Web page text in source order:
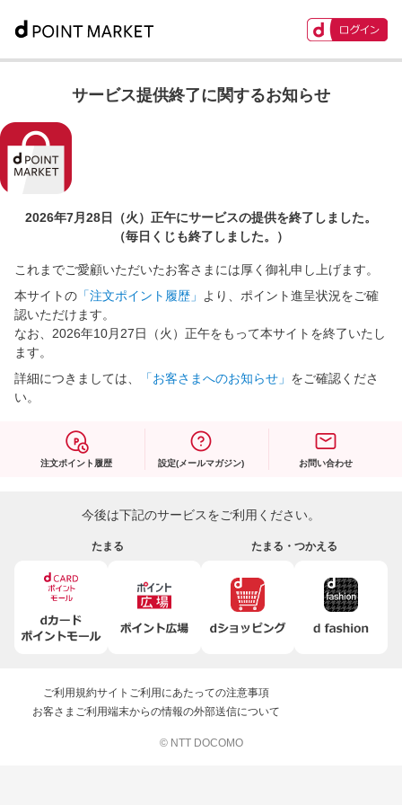
サービス提供終了に関するお知らせ
2026年7月28日（火）正午にサービスの提供を終了しました。
（毎日くじも終了しました。）
これまでご愛顧いただいたお客さまには厚く御礼申し上げます。
本サイトの 「注文ポイント履歴」
より、ポイント進呈状況をご確
認いただけます。
なお、2026年10月27日（火）正午をもって本サイトを終了いたし
ます。
詳細につきましては、
「お客さまへのお知らせ」 をご確認くださ
い。
注文ポイント履歴 設定(メールマガジン) お問い合わせ
今後は下記のサービスをご利用ください。
たまる たまる・つかえる
ご利用規約サイトご利用にあたっての注意事項
お客さまご利用端末からの情報の外部送信について
© NTT DOCOMO